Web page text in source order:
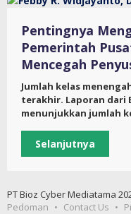
Pentingnya
Pemerintah
Mencegah
Jumlah kelas
terakhir. Laporan dari
menunjukkan jumlah
Selanjutnya
PT Bioz Cyber Mediatama
Pedoman
Contact Us